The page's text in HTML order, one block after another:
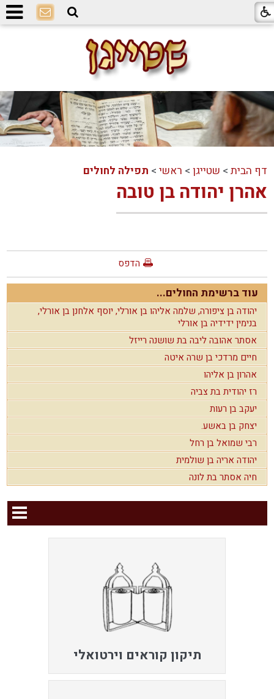
דף הבית > שטייגן > ראשי > תפילה לחולים
אהרן יהודה בן טובה
הדפס
עוד ברשימת החולים...
יהודה בן ציפורה, שלמה אליהו בן אורלי, יוסף אלחנן בן אורלי,
בנימין ידידיה בן אורלי
אסתר אהובה ליבה בת שושנה רייזל
חיים מרדכי בן שרה איטה
אהרון בן אליהו
רז יהודית בת צביה
יעקב בן רעות
יצחק בן באשע.
רבי שמואל בן רחל
יהודה אריה בן שולמית
חיה אסתר בת לונה
תיקון קוראים וירטואלי